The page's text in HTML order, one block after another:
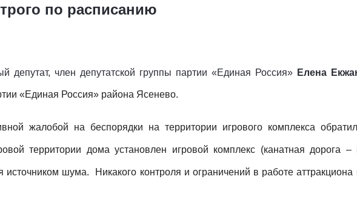
по расписанию
депутат, член депутатской группы партии «Единая Россия» Елена
«Единая Россия» района Ясенево.
жалобой на беспорядки на территории игрового комплекса
территории дома установлен игровой комплекс (канатная дорога –
источником шума. Никакого контроля и ограничений в работе